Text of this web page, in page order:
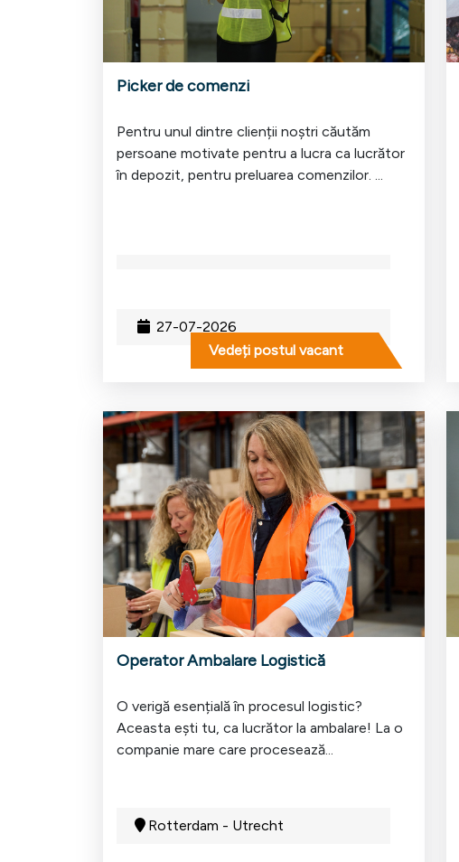
Picker de comenzi
27-07-2026
Pentru unul dintre clienții noștri căutăm
persoane motivate pentru a lucra ca lucrător
în depozit, pentru preluarea comenzilor. ...
Vedeți postul vacant
Operator Ambalare Logistică
Rotterdam - Utrecht
O verigă esențială în procesul logistic?
Aceasta ești tu, ca lucrător la ambalare! La o
companie mare care procesează...